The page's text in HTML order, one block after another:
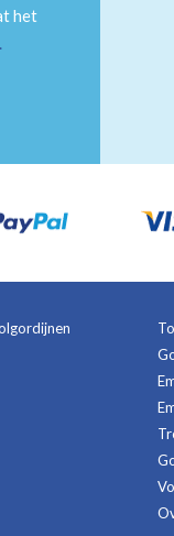
het
.